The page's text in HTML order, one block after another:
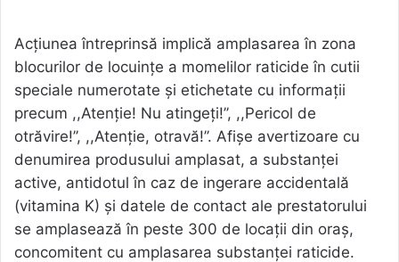
Acțiunea întreprinsă implică amplasarea în zona
blocurilor de locuințe a momelilor raticide în cutii
speciale numerotate și etichetate cu informații
precum ,,Atenție! Nu atingeți!’’, ,,Pericol de
otrăvire!’’, ,,Atenție, otravă!’’. Afișe avertizoare cu
denumirea produsului amplasat, a substanței
active, antidotul în caz de ingerare accidentală
(vitamina K) și datele de contact ale prestatorului
se amplasează în peste 300 de locații din oraș,
concomitent cu amplasarea substanței raticide.